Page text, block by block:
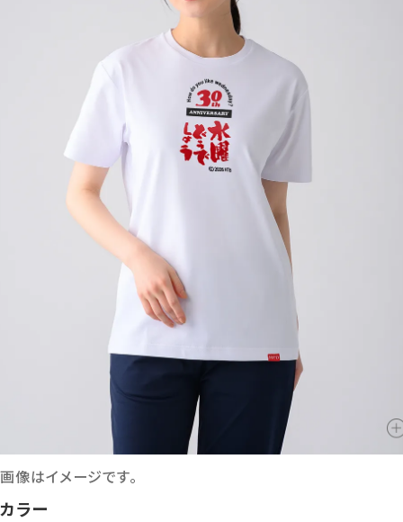
画像はイメージです。
カラー